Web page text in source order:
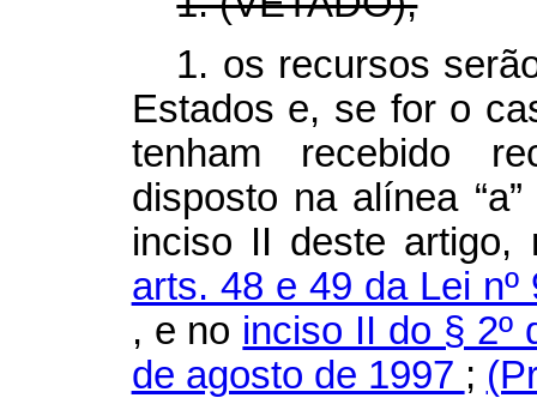
1. os recursos
Estados e, se for o
tenham recebido
disposto na alínea
inciso II deste artigo,
arts. 48 e 49 da Lei
, e no inciso II do § 2º
de agosto de 1997 ;